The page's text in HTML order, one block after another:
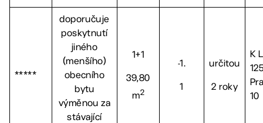
*****
doporučuje
poskytnutí
jiného
(menšího)
obecního
bytu
výměnou za
stávající
1+1
39,80
m2
-1.
1
určitou
2 roky
K
10